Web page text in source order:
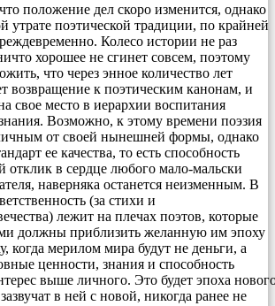
положение дел скоро изменится, однако
утрате поэтической традиции, по крайней
Колесо истории не раз
хорошее не сгинет совсем, поэтому
что через энное количество лет
возвращение к поэтическим канонам, и
свое место в иерархии воспитания
Возможно, к этому времени поэзия
от своей нынешней формы, однако
ее качества, то есть способность
отклик в сердце любого мало-мальски
наверняка останется неизменным. В
(за стихи и
лежит на плечах поэтов, которые
должны приблизить желанную им эпоху
когда мерилом мира будут не деньги, а
ценности, знания и способность
выше личного. Это будет эпоха
в ней с новой, никогда ранее не